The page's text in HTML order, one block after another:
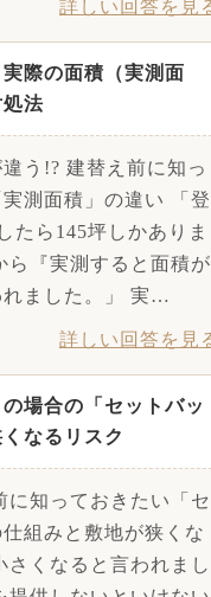
詳しい回答を見
際の面積（実測面
法
う!? 建替え前に知っ
測面積」の違い 「登
たら145坪しかありま
ら『実測すると面積が
れました。」 実…
詳しい回答を見
場合の「セットバッ
なるリスク
知っておきたい「セ
組みと敷地が狭くな
さくなると言われまし